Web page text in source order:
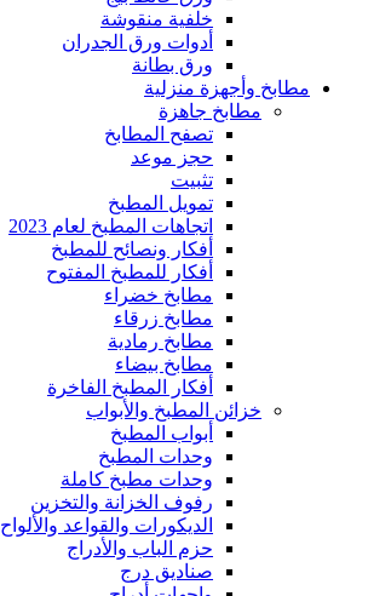
خلفية منقوشة
أدوات ورق الجدران
ورق بطانة
مطابخ وأجهزة منزلية
مطابخ جاهزة
تصفح المطابخ
حجز موعد
تثبيت
تمويل المطبخ
اتجاهات المطبخ لعام 2023
أفكار ونصائح للمطبخ
أفكار للمطبخ المفتوح
مطابخ خضراء
مطابخ زرقاء
مطابخ رمادية
مطابخ بيضاء
أفكار المطبخ الفاخرة
خزائن المطبخ والأبواب
أبواب المطبخ
وحدات المطبخ
وحدات مطبخ كاملة
رفوف الخزانة والتخزين
الديكورات والقواعد والألواح
حزم الباب والأدراج
صناديق درج